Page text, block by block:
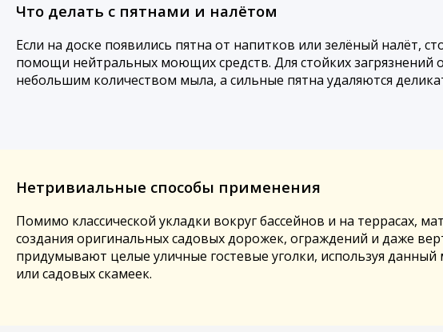
Что делать с пятнами и налётом
Если на доске появились пятна от напитков или зелёный налёт,
помощи нейтральных моющих средств. Для стойких загрязнений
небольшим количеством мыла, а сильные пятна удаляются
Нетривиальные способы применения
Помимо классической укладки вокруг бассейнов и на террасах,
создания оригинальных садовых дорожек, ограждений и даже
придумывают целые уличные гостевые уголки, используя данный
или садовых скамеек.